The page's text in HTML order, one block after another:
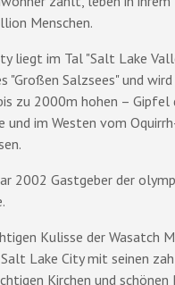
Menschen.
liegt im Tal "Salt Lake
"Großen Salzsees" und
zu 2000m hohen – Gipfel
und im Westen vom
2002 Gastgeber der
Kulisse der Wasatch
Lake City mit seinen
Kirchen und schönen